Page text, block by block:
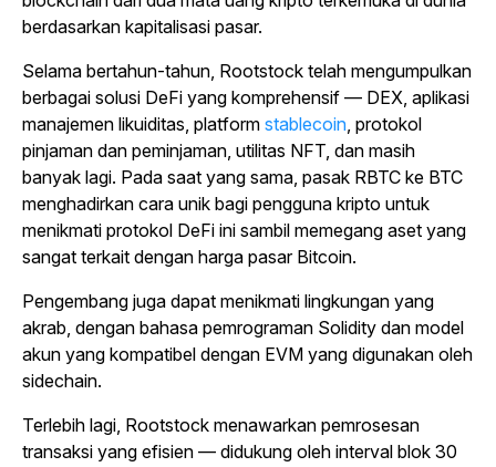
berdasarkan kapitalisasi pasar.
Selama bertahun-tahun, Rootstock telah mengumpulkan
berbagai solusi DeFi yang komprehensif — DEX, aplikasi
manajemen likuiditas, platform stablecoin, protokol
pinjaman dan peminjaman, utilitas NFT, dan masih
banyak lagi. Pada saat yang sama, pasak RBTC ke BTC
menghadirkan cara unik bagi pengguna kripto untuk
menikmati protokol DeFi ini sambil memegang aset yang
sangat terkait dengan harga pasar Bitcoin.
Pengembang juga dapat menikmati lingkungan yang
akrab, dengan bahasa pemrograman Solidity dan model
akun yang kompatibel dengan EVM yang digunakan oleh
sidechain.
Terlebih lagi, Rootstock menawarkan pemrosesan
transaksi yang efisien — didukung oleh interval blok 30